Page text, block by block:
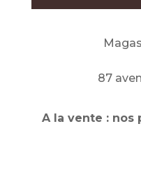
87
A la vente : nos